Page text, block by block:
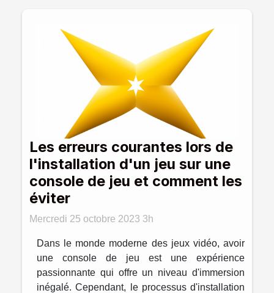
Les erreurs courantes lors de
l'installation d'un jeu sur une
console de jeu et comment les
éviter
Mercredi 25 octobre 2023 3h
Dans le monde moderne des jeux vidéo, avoir
une console de jeu est une expérience
passionnante qui offre un niveau d'immersion
inégalé. Cependant, le processus d'installation